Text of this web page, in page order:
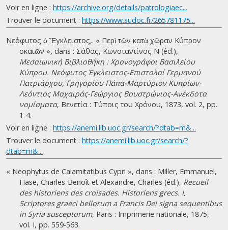
Voir en ligne : https://archive.org/details/patrologiaec...
Trouver le document : https://www.sudoc.fr/265781175...
Νεόφυτος ὁ Ἔγκλειστος,. « Περὶ τῶν κατὰ χῶραν Κύπρον
σκαιῶν », dans : Σάθας, Κωνσταντίνος Ν (éd.),
Μεσαιωνική Βιβλιοθήκη : Χρονογράφοι Βασιλείου
Κύπρου. Νεόφυτος Έγκλειστος-Επιστολαί Γερμανού
Πατριάρχου, Γρηγορίου Πάπα-Μαρτύριον Κυπρίων-
Λεόντιος Μαχαιράς-Γεώργιος Βουστρώνιος-Ανέκδοτα
νομίσματα, Βενετία : Τύποις του Χρόνου, 1873, vol. 2, pp.
1-4.
Voir en ligne : https://anemi.lib.uoc.gr/search/?dtab=m&...
Trouver le document : https://anemi.lib.uoc.gr/search/?
dtab=m&...
« Neophytus de Calamitatibus Cypri », dans : Miller, Emmanuel,
Hase, Charles-Benoît et Alexandre, Charles (éd.), Recueil
des historiens des croisades. Historiens grecs. I,
Scriptores graeci bellorum a Francis Dei signa sequentibus
in Syria susceptorum, Paris : Imprimerie nationale, 1875,
vol. I, pp. 559-563.